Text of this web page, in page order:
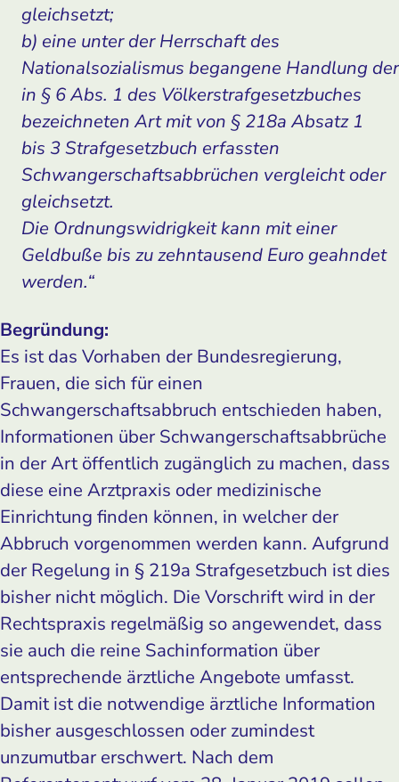
gleichsetzt;
b) eine unter der Herrschaft des
Nationalsozialismus begangene Handlung der
in § 6 Abs. 1 des Völkerstrafgesetzbuches
bezeichneten Art mit von § 218a Absatz 1
bis 3 Strafgesetzbuch erfassten
Schwangerschaftsabbrüchen vergleicht oder
gleichsetzt.
Die Ordnungswidrigkeit kann mit einer
Geldbuße bis zu zehntausend Euro geahndet
werden.“
Begründung:
Es ist das Vorhaben der Bundesregierung,
Frauen, die sich für einen
Schwangerschaftsabbruch entschieden haben,
Informationen über Schwangerschaftsabbrüche
in der Art öffentlich zugänglich zu machen, dass
diese eine Arztpraxis oder medizinische
Einrichtung finden können, in welcher der
Abbruch vorgenommen werden kann. Aufgrund
der Regelung in § 219a Strafgesetzbuch ist dies
bisher nicht möglich. Die Vorschrift wird in der
Rechtspraxis regelmäßig so angewendet, dass
sie auch die reine Sachinformation über
entsprechende ärztliche Angebote umfasst.
Damit ist die notwendige ärztliche Information
bisher ausgeschlossen oder zumindest
unzumutbar erschwert. Nach dem